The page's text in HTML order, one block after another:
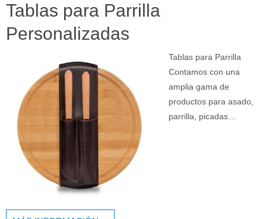
Tablas para Parrilla
Personalizadas
Tablas para Parrilla
Contamos con una
amplia gama de
productos para asado,
parrilla, picadas…